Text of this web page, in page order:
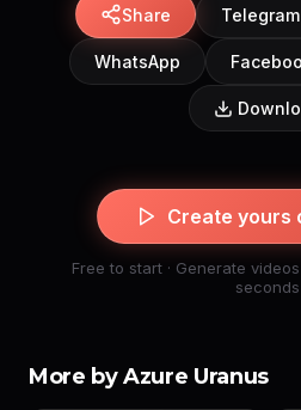
Share Telegram
WhatsApp
Create yours
Free to start · Generate
seconds
More by Azure Uranus